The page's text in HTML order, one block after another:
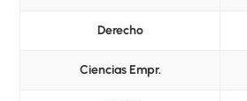
Derecho
Ciencias Empr.